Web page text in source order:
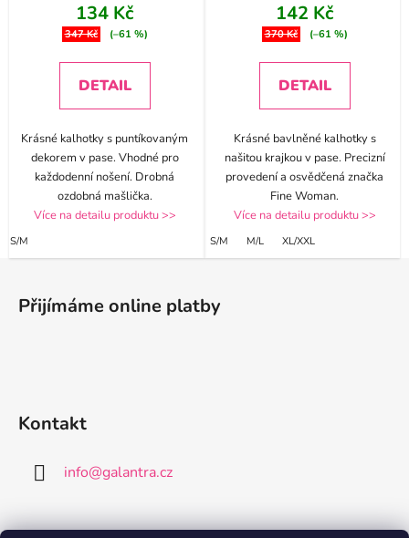
134 Kč
347 Kč (–61 %)
DETAIL
Krásné kalhotky s puntíkovaným
dekorem v pase. Vhodné pro
každodenní nošení. Drobná
ozdobná mašlička.
Více na detailu produktu >>
S/M
142 Kč
370 Kč (–61 %)
DETAIL
Krásné bavlněné kalhotky s
našitou krajkou v pase. Precizní
provedení a osvědčená značka
Fine Woman.
Více na detailu produktu >>
S/M M/L XL/XXL
Z
Přijímáme online platby
Kontakt
info@galantra.cz